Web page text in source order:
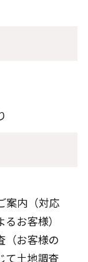
案内（対応
お客様）
（お客様の
て土地調査